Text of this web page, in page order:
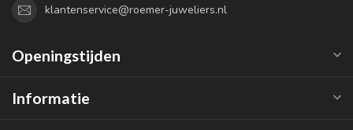
klantenservice@roemer-juweliers.nl
Openingstijden
Informatie